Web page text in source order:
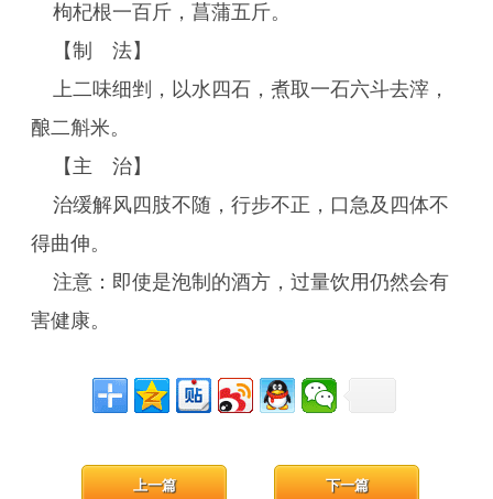
枸杞根一百斤，菖蒲五斤。
【制 法】
上二味细剉，以水四石，煮取一石六斗去滓，
酿二斛米。
【主 治】
治缓解风四肢不随，行步不正，口急及四体不
得曲伸。
注意：即使是泡制的酒方，过量饮用仍然会有
害健康。
下一篇
上一篇